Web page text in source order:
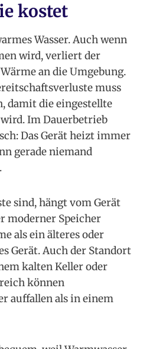
kostet
Wasser. Auch wenn
wird, verliert der
an die Umgebung.
muss
damit die eingestellte
Im Dauerbetrieb
Das Gerät heizt immer
gerade niemand
sind, hängt vom Gerät
moderner Speicher
als ein älteres oder
Gerät. Auch der Standort
kalten Keller oder
können
auffallen als in einem